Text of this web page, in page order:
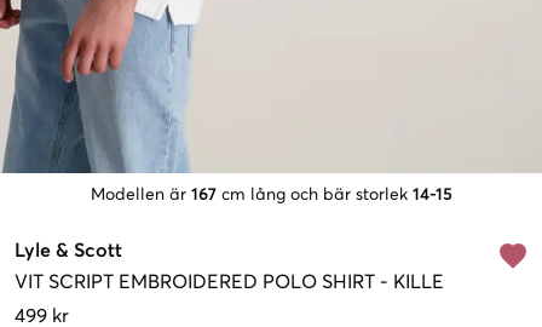
Modellen är 167 cm lång och bär storlek 14-15
Lyle & Scott
VIT SCRIPT EMBROIDERED POLO SHIRT - KILLE
499 kr